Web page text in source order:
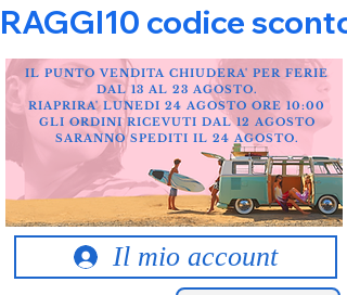
RAGGI10 codice
Il mio account
IL PUNTO VENDITA CHIUDERA' PER FERIE
DAL 13 AL 23 AGOSTO.
RIAPRIRA' LUNEDI 24 AGOSTO ORE 10:00
GLI ORDINI RICEVUTI DAL 12 AGOSTO
SARANNO SPEDITI IL 24 AGOSTO.